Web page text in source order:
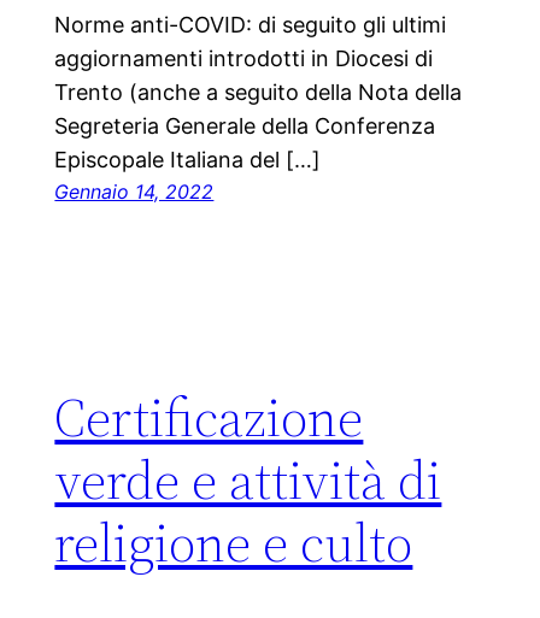
Norme anti-COVID: di seguito gli ultimi
aggiornamenti introdotti in Diocesi di
Trento (anche a seguito della Nota della
Segreteria Generale della Conferenza
Episcopale Italiana del […]
Gennaio 14, 2022
Certificazione
verde e attività di
religione e culto